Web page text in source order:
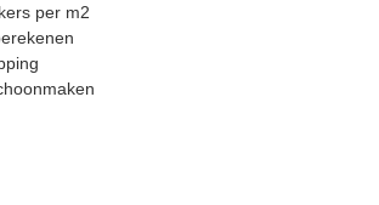
per m2